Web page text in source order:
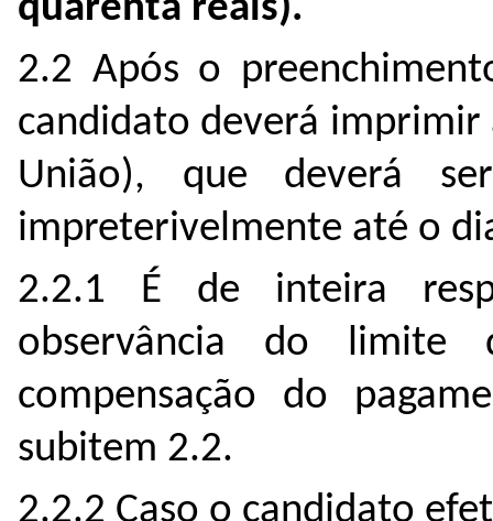
quarenta reais).
2.2 Após o
candidato deverá imprimir
União), que deverá
impreterivelmente até o
2.2.1 É de inteira
observância do
compensação do
subitem 2.2.
2.2.2 Caso o candidato